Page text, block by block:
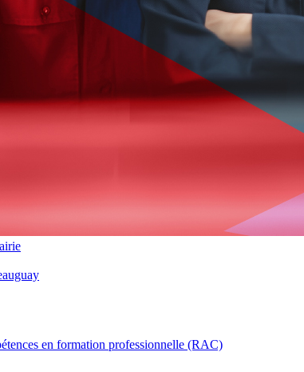
en formation professionnelle (RAC)